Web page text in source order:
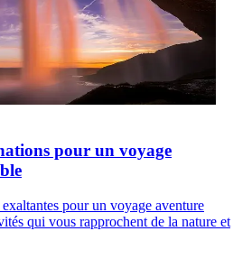
pour un voyage
pour un voyage aventure
qui vous rapprochent de la nature et